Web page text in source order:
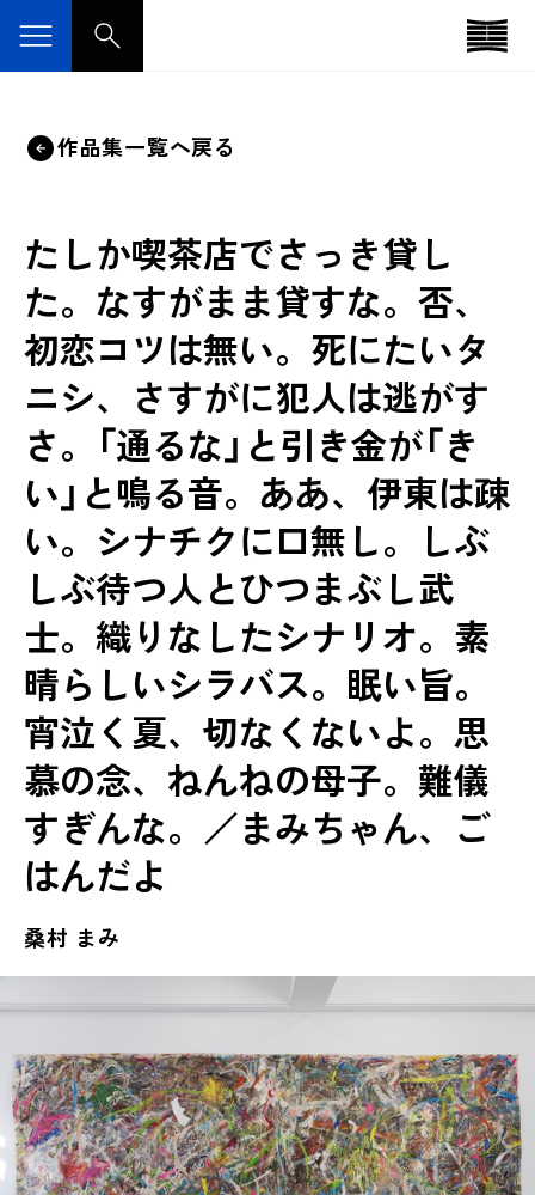
作品集一覧へ戻る
たしか喫茶店でさっき貸し
た。なすがまま貸すな。否、
初恋コツは無い。死にたいタ
ニシ、さすがに犯人は逃がす
さ。「通るな」と引き金が「き
い」と鳴る音。ああ、伊東は疎
い。シナチクに口無し。しぶ
しぶ待つ人とひつまぶし武
士。織りなしたシナリオ。素
晴らしいシラバス。眠い旨。
宵泣く夏、切なくないよ。思
慕の念、ねんねの母子。難儀
すぎんな。／まみちゃん、ご
はんだよ
桑村 まみ